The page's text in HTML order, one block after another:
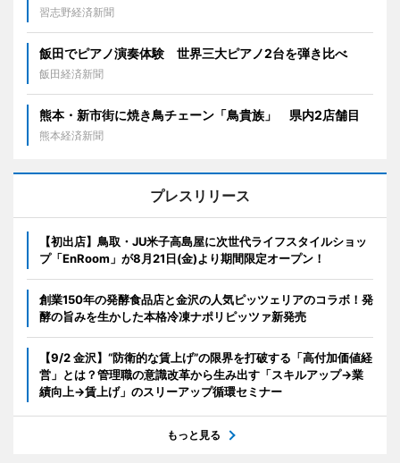
習志野経済新聞
飯田でピアノ演奏体験 世界三大ピアノ2台を弾き比べ
飯田経済新聞
熊本・新市街に焼き鳥チェーン「鳥貴族」 県内2店舗目
熊本経済新聞
プレスリリース
【初出店】鳥取・JU米子高島屋に次世代ライフスタイルショッ
プ「EnRoom」が8月21日(金)より期間限定オープン！
創業150年の発酵食品店と金沢の人気ピッツェリアのコラボ！発
酵の旨みを生かした本格冷凍ナポリピッツァ新発売
【9/2 金沢】“防衛的な賃上げ”の限界を打破する「高付加価値経
営」とは？管理職の意識改革から生み出す「スキルアップ→業
績向上→賃上げ」のスリーアップ循環セミナー
もっと見る